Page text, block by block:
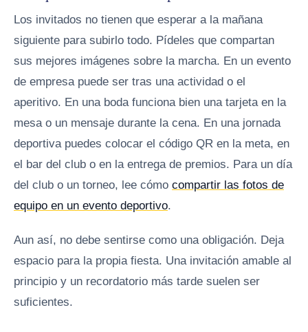
Los invitados no tienen que esperar a la mañana
siguiente para subirlo todo. Pídeles que compartan
sus mejores imágenes sobre la marcha. En un evento
de empresa puede ser tras una actividad o el
aperitivo. En una boda funciona bien una tarjeta en la
mesa o un mensaje durante la cena. En una jornada
deportiva puedes colocar el código QR en la meta, en
el bar del club o en la entrega de premios. Para un día
del club o un torneo, lee cómo compartir las fotos de
equipo en un evento deportivo.
Aun así, no debe sentirse como una obligación. Deja
espacio para la propia fiesta. Una invitación amable al
principio y un recordatorio más tarde suelen ser
suficientes.